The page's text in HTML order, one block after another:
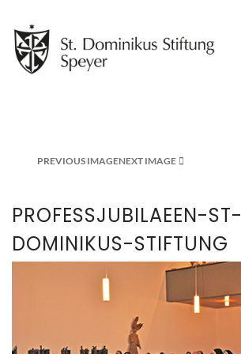
PREVIOUS IMAGENEXT IMAGE
PROFESSJUBILAEEN-ST-
DOMINIKUS-STIFTUNG